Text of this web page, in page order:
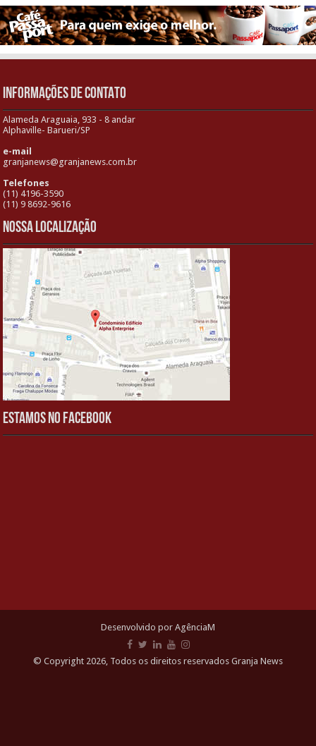
INFORMAÇÕES DE CONTATO
Alameda Araguaia, 933 - 8 andar
Alphaville- Barueri/SP
e-mail
granjanews@granjanews.com.br
Telefones
(11) 4196-3590
(11) 9 8692-9616
Nossa localização
Estamos no Facebook
Desenvolvido por AgênciaM
© Copyright 2026, Todos os direitos reservados Granja News